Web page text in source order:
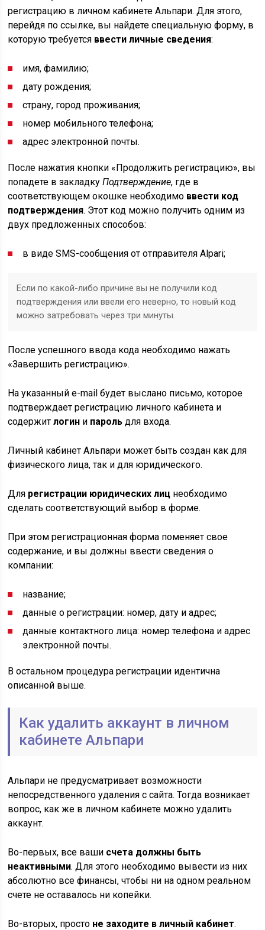
регистрацию в личном кабинете Альпари. Для этого,
перейдя по ссылке, вы найдете специальную форму, в
которую требуется ввести личные сведения:
имя, фамилию;
дату рождения;
страну, город проживания;
номер мобильного телефона;
адрес электронной почты.
После нажатия кнопки «Продолжить регистрацию», вы
попадете в закладкуПодтверждение, где в
соответствующем окошке необходимо ввести код
подтверждения. Этот код можно получить одним из
двух предложенных способов:
в виде SMS-сообщения от отправителя Alpari;
Если по какой-либо причине вы не получили код
подтверждения или ввели его неверно, то новый код
можно затребовать через три минуты.
После успешного ввода кода необходимо нажать
«Завершить регистрацию».
На указанный e-mail будет выслано письмо, которое
подтверждает регистрацию личного кабинета и
содержитлогин и пароль для входа.
Личный кабинет Альпари может быть создан как для
физического лица, так и для юридического.
Для регистрации юридических лиц необходимо
сделать соответствующий выбор в форме.
При этом регистрационная форма поменяет свое
содержание, и вы должны ввести сведения о
компании:
название;
данные о регистрации: номер, дату и адрес;
данные контактного лица: номер телефона и адрес
электронной почты.
В остальном процедура регистрации идентична
описанной выше.
Как удалить аккаунт в личном
кабинете Альпари
Альпари не предусматривает возможности
непосредственного удаления с сайта. Тогда возникает
вопрос, как же в личном кабинете можно удалить
аккаунт.
Во-первых, все ваши счета должны быть
неактивными. Для этого необходимо вывести из них
абсолютно все финансы, чтобы ни на одном реальном
счете не оставалось ни копейки.
Во-вторых, просто не заходите в личный кабинет.